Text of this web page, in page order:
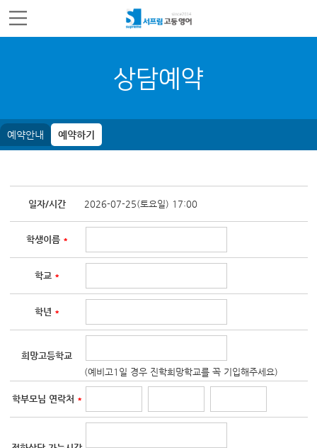
상담예약
예약안내 예약하기
일자/시간 2026-07-25(토요일) 17:00
학생이름 *
학교 *
학년 *
희망고등학교
(예비고1일 경우 진학희망학교를 꼭 기입해주세요)
학부모님 연락처 *